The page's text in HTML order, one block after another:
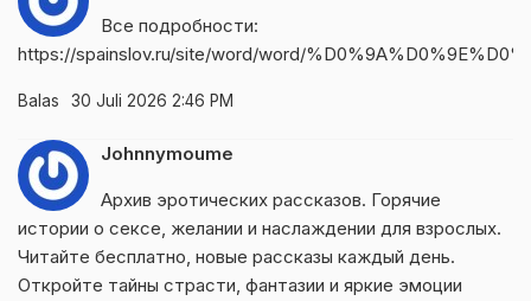
Все подробности:
https://spainslov.ru/site/word/word/
Balas 30 Juli 2026 2:46 PM
Johnnymoume
Архив эротических рассказов. Горячие
истории о сексе, желании и наслаждении для взрослых.
Читайте бесплатно, новые рассказы каждый день.
Откройте тайны страсти, фантазии и яркие эмоции